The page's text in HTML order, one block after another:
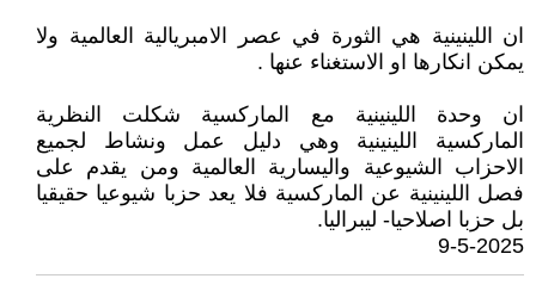
ان اللينينية هي الثورة في عصر الامبريالية العالمية ولا
يمكن انكارها او الاستغناء عنها .
ان وحدة اللينينية مع الماركسية شكلت النظرية
الماركسية اللينينية وهي دليل عمل ونشاط لجميع
الاحزاب الشيوعية واليسارية العالمية ومن يقدم على
فصل اللينينية عن الماركسية فلا يعد حزبا شيوعيا حقيقيا
بل حزبا اصلاحيا- ليبراليا.
9-5-2025